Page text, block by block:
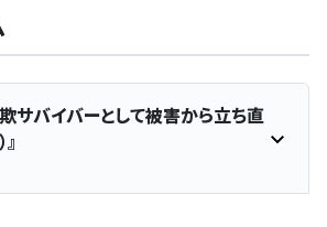
サバイバーとして被害から立ち直